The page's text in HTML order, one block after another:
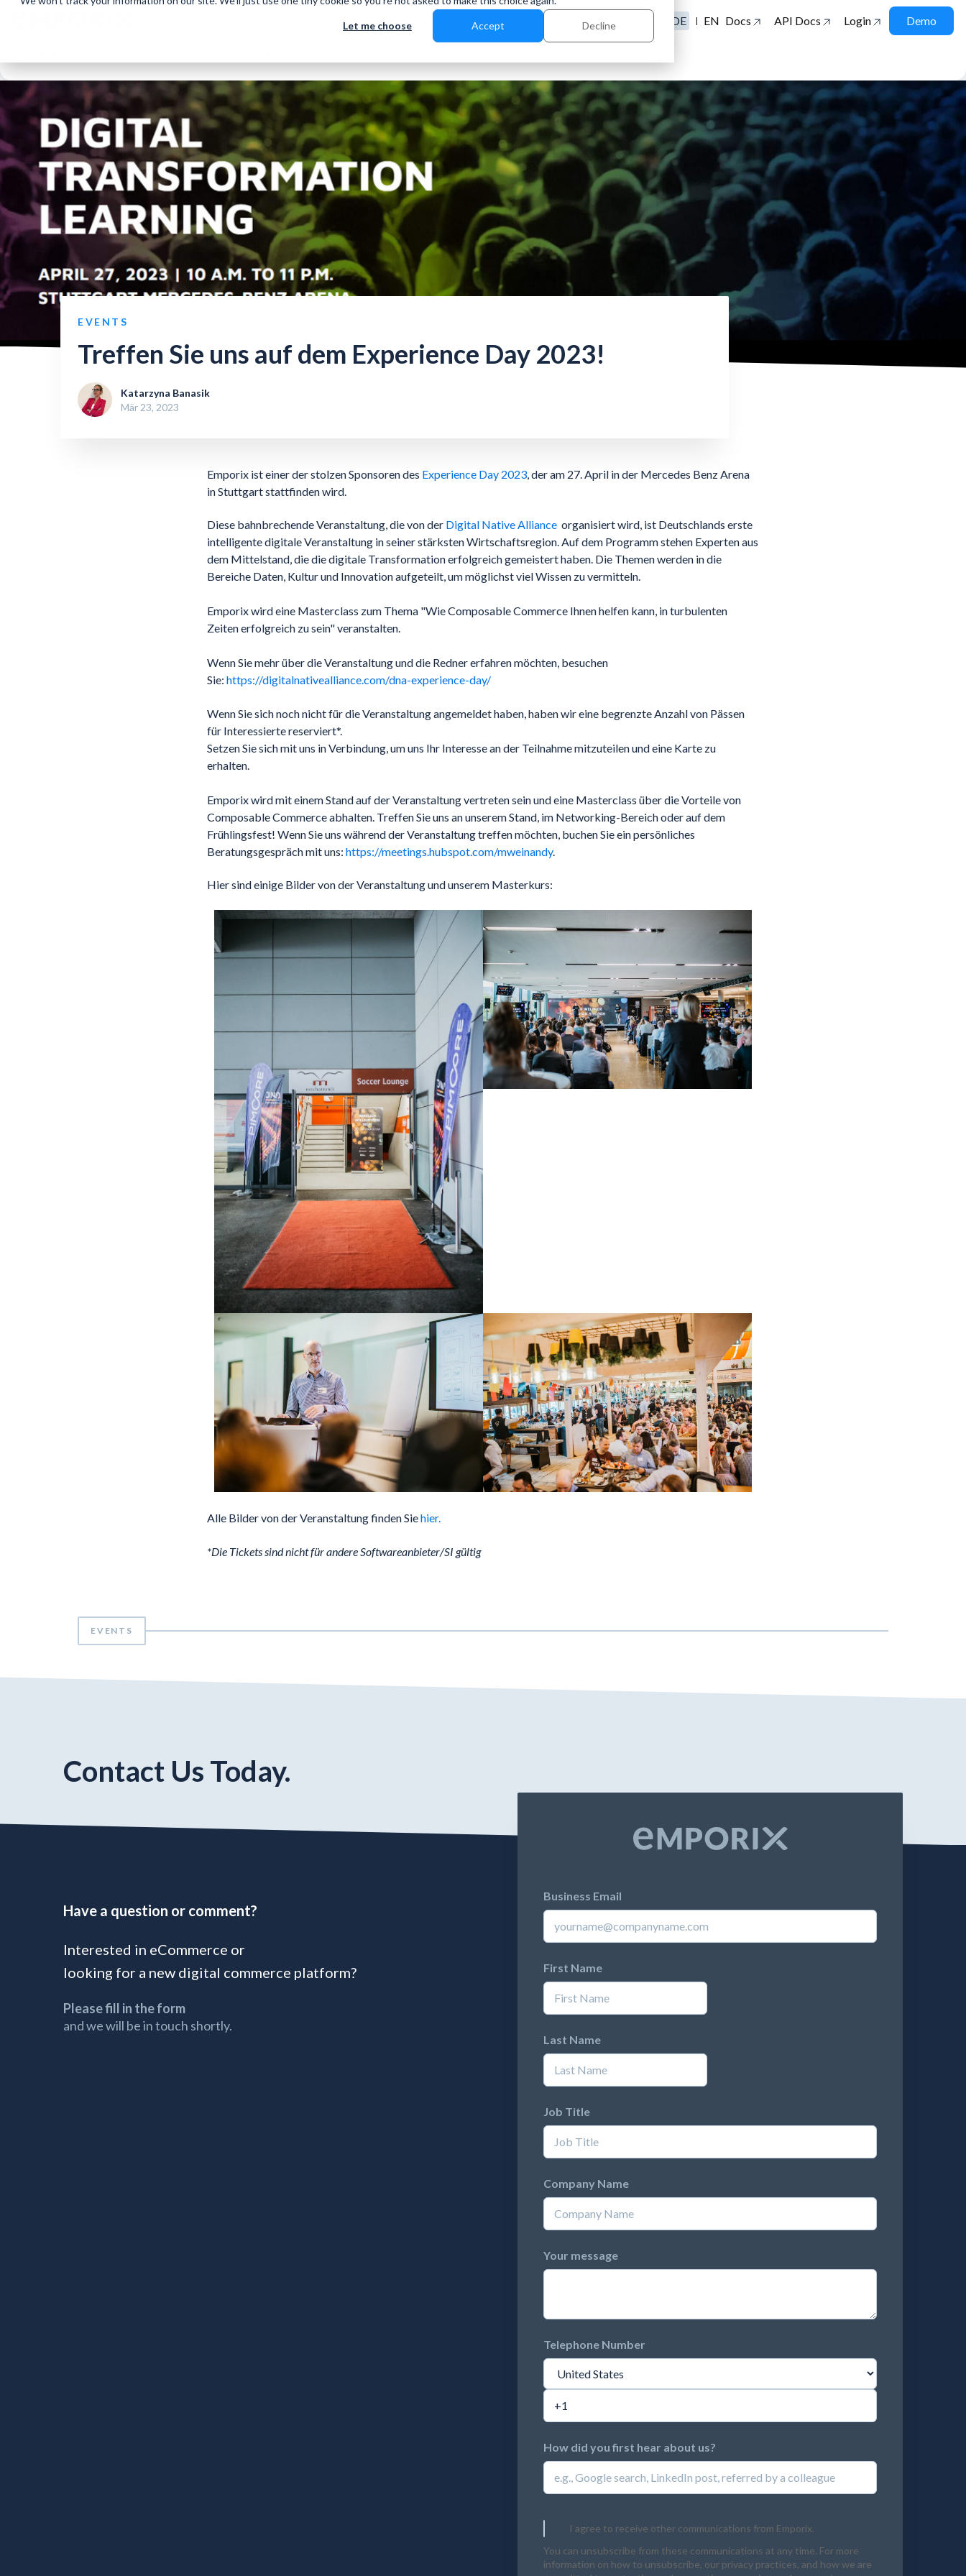
Let me choose Accept Decline DE | EN Docs API Docs Login Demo
EVENTS
Treffen Sie uns auf dem Experience Day 2023!
Katarzyna Banasik
Mär 23, 2023
Emporix ist einer der stolzen Sponsoren des Experience Day 2023, der am 27. April in der Mercedes Benz Arena
in Stuttgart stattfinden wird.
Diese bahnbrechende Veranstaltung, die von der Digital Native Alliance organisiert wird, ist Deutschlands erste
intelligente digitale Veranstaltung in seiner stärksten Wirtschaftsregion. Auf dem Programm stehen Experten aus
dem Mittelstand, die die digitale Transformation erfolgreich gemeistert haben. Die Themen werden in die
Bereiche Daten, Kultur und Innovation aufgeteilt, um möglichst viel Wissen zu vermitteln.
Emporix wird eine Masterclass zum Thema "Wie Composable Commerce Ihnen helfen kann, in turbulenten
Zeiten erfolgreich zu sein" veranstalten.
Wenn Sie mehr über die Veranstaltung und die Redner erfahren möchten, besuchen
Sie: https://digitalnativealliance.com/dna-experience-day/
Wenn Sie sich noch nicht für die Veranstaltung angemeldet haben, haben wir eine begrenzte Anzahl von Pässen
für Interessierte reserviert*.
Setzen Sie sich mit uns in Verbindung, um uns Ihr Interesse an der Teilnahme mitzuteilen und eine Karte zu
erhalten.
Emporix wird mit einem Stand auf der Veranstaltung vertreten sein und eine Masterclass über die Vorteile von
Composable Commerce abhalten. Treffen Sie uns an unserem Stand, im Networking-Bereich oder auf dem
Frühlingsfest! Wenn Sie uns während der Veranstaltung treffen möchten, buchen Sie ein persönliches
Beratungsgespräch mit uns: https://meetings.hubspot.com/mweinandy.
Hier sind einige Bilder von der Veranstaltung und unserem Masterkurs:
Alle Bilder von der Veranstaltung finden Siehier.
*Die Tickets sind nicht für andere Softwareanbieter/SI gültig
EVENTS
Contact Us Today.
Have a question or comment?
Interested in eCommerce or
looking for a new digital commerce platform?
Please fill in the form
and we will be in touch shortly.
Business Email
First Name
Last Name
Job Title
Company Name
Your message
Telephone Number
How did you first hear about us?
I agree to receive other communications from Emporix.
You can unsubscribe from these communications at any time. For more
information on how to unsubscribe, our privacy practices, and how we are